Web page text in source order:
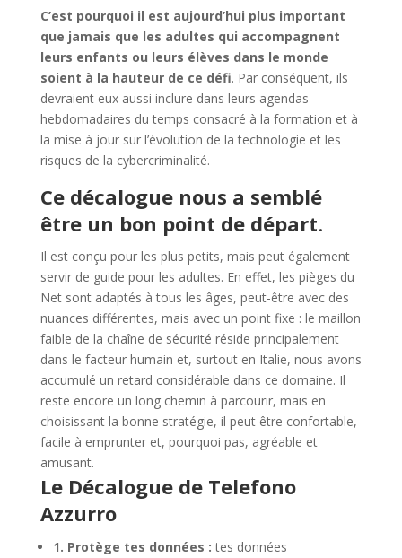
C’est pourquoi il est aujourd’hui plus important
que jamais que les adultes qui accompagnent
leurs enfants ou leurs élèves dans le monde
soient à la hauteur de ce défi. Par conséquent, ils
devraient eux aussi inclure dans leurs agendas
hebdomadaires du temps consacré à la formation et à
la mise à jour sur l’évolution de la technologie et les
risques de la cybercriminalité.
Ce décalogue nous a semblé
être un bon point de départ.
Il est conçu pour les plus petits, mais peut également
servir de guide pour les adultes. En effet, les pièges du
Net sont adaptés à tous les âges, peut-être avec des
nuances différentes, mais avec un point fixe : le maillon
faible de la chaîne de sécurité réside principalement
dans le facteur humain et, surtout en Italie, nous avons
accumulé un retard considérable dans ce domaine. Il
reste encore un long chemin à parcourir, mais en
choisissant la bonne stratégie, il peut être confortable,
facile à emprunter et, pourquoi pas, agréable et
amusant.
Le Décalogue de Telefono
Azzurro
1. Protège tes données : tes données